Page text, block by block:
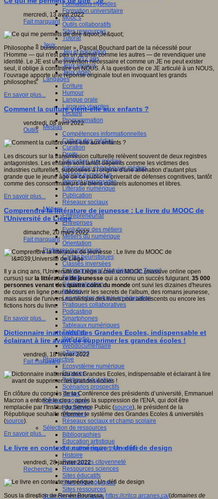
Formations hybrides
Formation universitaire
Mooc’s
Outils collaboratifs
Sites ressources
Tutorat
Jeux
Jeu et éducation
Jeux 4/12 ans
Jeux sérieux
Jeux vidéo
Langages
Ecriture
Humour
Langue orale
Langues vivantes
Lecture
Programmation
Médias
Compétences informationnelles
Culture des médias
Curation
Droits
Education aux médias
Information et nouveaux médias
Identité numérique
Internet responsable
Littératie numérique
Publication
Réseaux sociaux
Métiers
Entrepreneuriat
Entreprises
Evolutions des métiers
Métiers du numérique
Orientation
Pratiques numériques
Cartes heuristiques
Classes inversées
Environnement Numérique de Travail
Fablab
Géolocalisation
Images
Les mondes virtuels en éducation
Pratiques collaboratives
Podcasting
Smartphones
Tableaux numériques
Tablettes
Web radio
Webdocumentaire
eTwinning
Prospective
Ecosystème numérique
Espaces
Politique éducative
Scénarios prospectifs
Temps
Réseaux sociaux
Algorithme
Données
Réseaux sociaux et champ scolaire
Sélection de ressources
Bibliographies
Education artistique
Education environnementale
Histoire
Ressources citoyenneté
Ressources sciences
Sites éducatifs
Sites pédagogiques
Sites ressources
Sciences et techniques
mercredi, 13 avril 2022
Fait marquant
Philosophe « buissonnier », Pascal Bouchard part de la nécessité pour
l'Homme — qui n'est pas un animal comme les autres — de revendiquer une
identité. Le JE est une invention nécessaire et comme un JE ne peut exister
seul, il oblige à construire un NOUS. À la question de ce JE articulé à un NOUS,
l’ouvrage apporte une réponse originale tout en invoquant les grands
philosophes.
En savoir plus...
Comment la culture vient-elle aux enfants ?
vendredi, 08 avril 2022
Outils
Les discours sur la transmission culturelle relèvent souvent de deux registres
antagonistes. Les enfants sont tantôt dépeints comme les victimes des
industries culturelles, supposées à l'origine d'une aliénation d'autant plus
grande que le jeune âge de ce public le priverait de défenses cognitives, tantôt
comme des consommateurs de biens culturels autonomes et libres.
En savoir plus...
Comprendre la littérature de jeunesse : Le livre du MOOC de
l'Université de Liège
dimanche, 20 mars 2022
Fait marquant
Il y a cinq ans, l'Université de Liège a créé un MOOC (massive online open
cursus) sur la littérature de jeunesse qui a connu un succès fulgurant. 35 000
personnes venant des quatre coins du monde ont suivi les dizaines d'heures
de cours en ligne pour découvrir les secrets de l'album, des romans jeunesse,
mais aussi de l'univers numérique des livres pour adolescents ou encore les
fictions hors du livre.
En savoir plus...
Dictionnaire inattendu des Grandes Ecoles, indispensable et
éclairant à lire avant de supprimer les grandes écoles !
vendredi, 18 février 2022
Fait marquant
En clôture du congrès de la Conférence des présidents d’université, Emmanuel
Macron a enfoncé le clou : après la suppression de l'ENA, qui doit être
remplacée par l'Institut du Service Public (source), le président de la
République souhaite réformer le système des Grandes Ecoles & universités
(source).
En savoir plus...
Le livre en contexte numérique : Un défi de design
vendredi, 28 janvier 2022
Recherche
Sous la direction de Renée Bourassa, https://crilcq.arcanes.ca/(domaines de